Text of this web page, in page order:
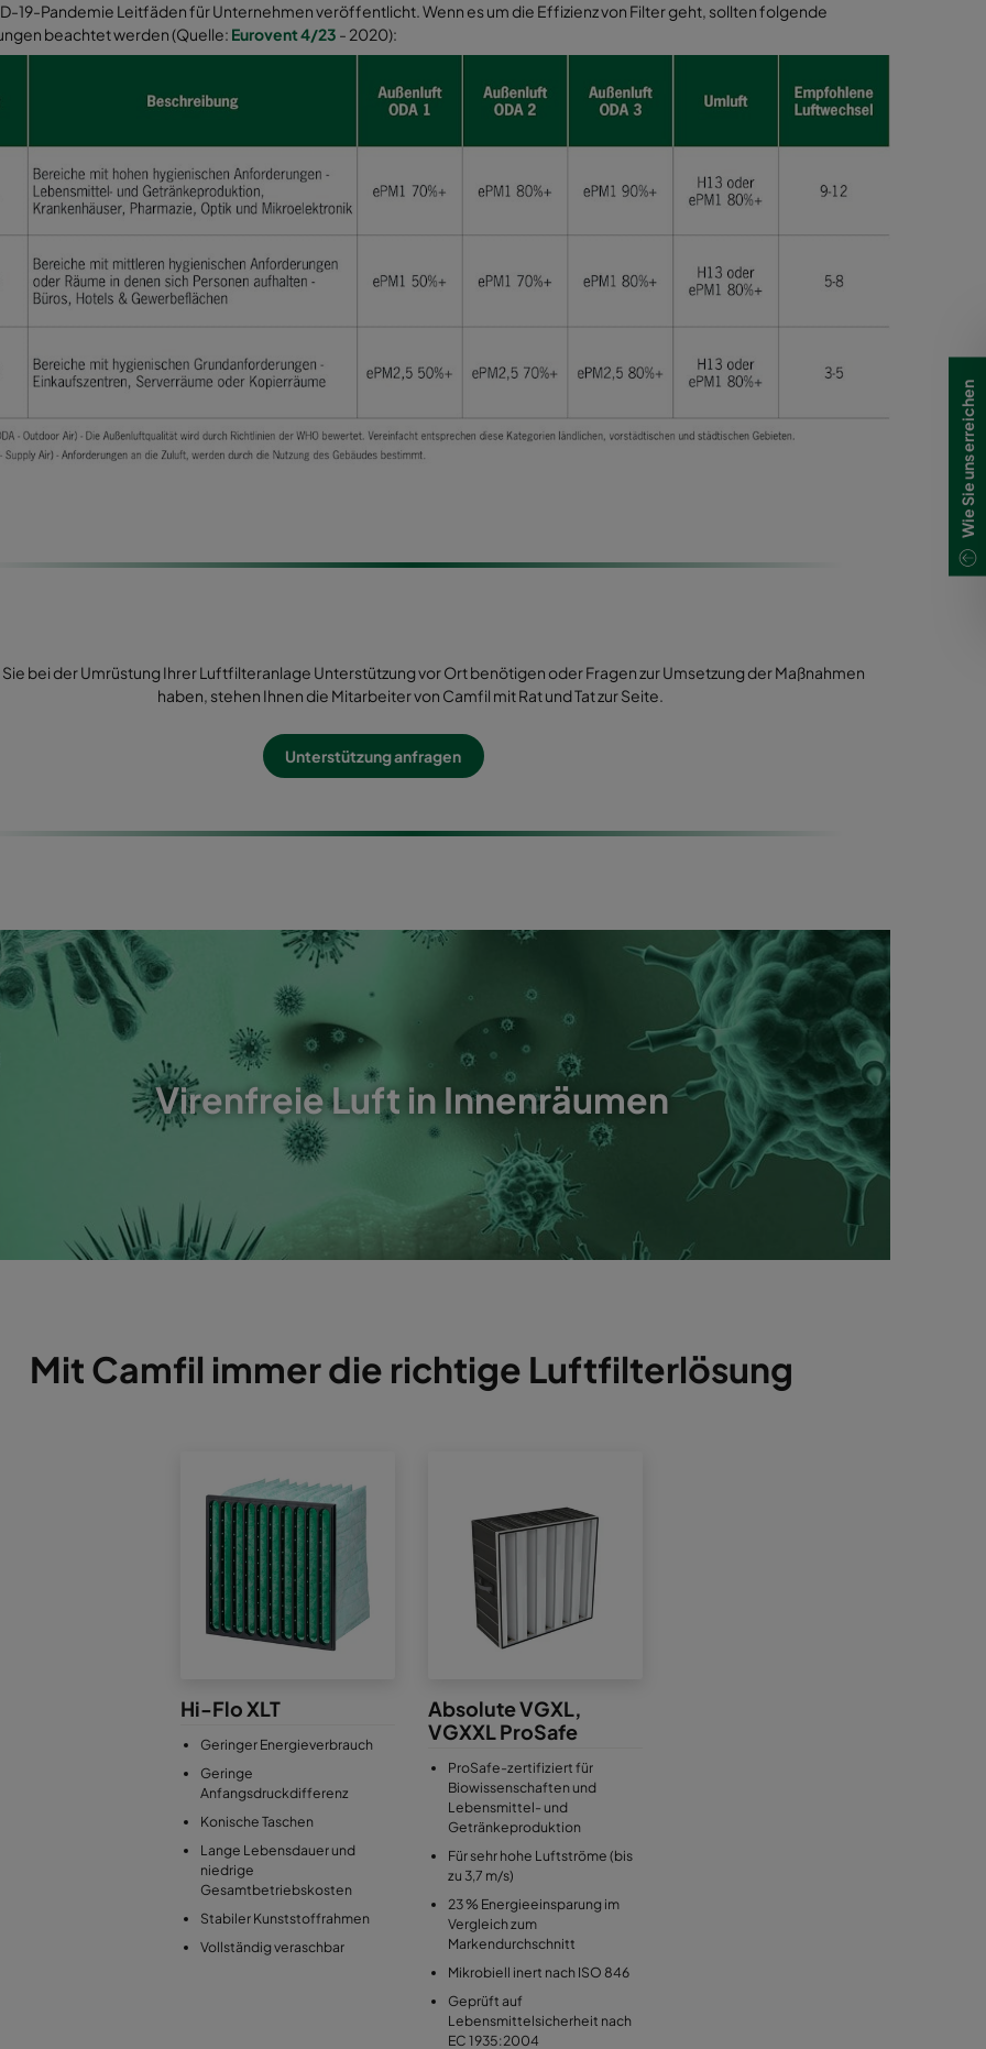
19-Pandemie Leitfäden für Unternehmen veröffentlicht. Wenn es um die Effizienz von Filter geht, sollten folgende
beachtet werden (Quelle: Eurovent 4/23 - 2020):
Sie bei der Umrüstung Ihrer Luftfilteranlage Unterstützung vor Ort benötigen oder Fragen zur Umsetzung der Maßnahmen
haben, stehen Ihnen die Mitarbeiter von Camfil mit Rat und Tat zur Seite.
Unterstützung anfragen
Virenfreie Luft in Innenräumen
Mit Camfil immer die richtige Luftfilterlösung
Hi-Flo XLT
Geringer Energieverbrauch
Geringe
Anfangsdruckdifferenz
Konische Taschen
Lange Lebensdauer und
niedrige
Gesamtbetriebskosten
Stabiler Kunststoffrahmen
Vollständig veraschbar
Absolute VGXL,
VGXXL ProSafe
ProSafe-zertifiziert für
Biowissenschaften und
Lebensmittel- und
Getränkeproduktion
Für sehr hohe Luftströme (bis
zu 3,7 m/s)
23 % Energieeinsparung im
Vergleich zum
Markendurchschnitt
Mikrobiell inert nach ISO 846
Geprüft auf
Lebensmittelsicherheit nach
EC 1935:2004
Wie Sie uns erreichen